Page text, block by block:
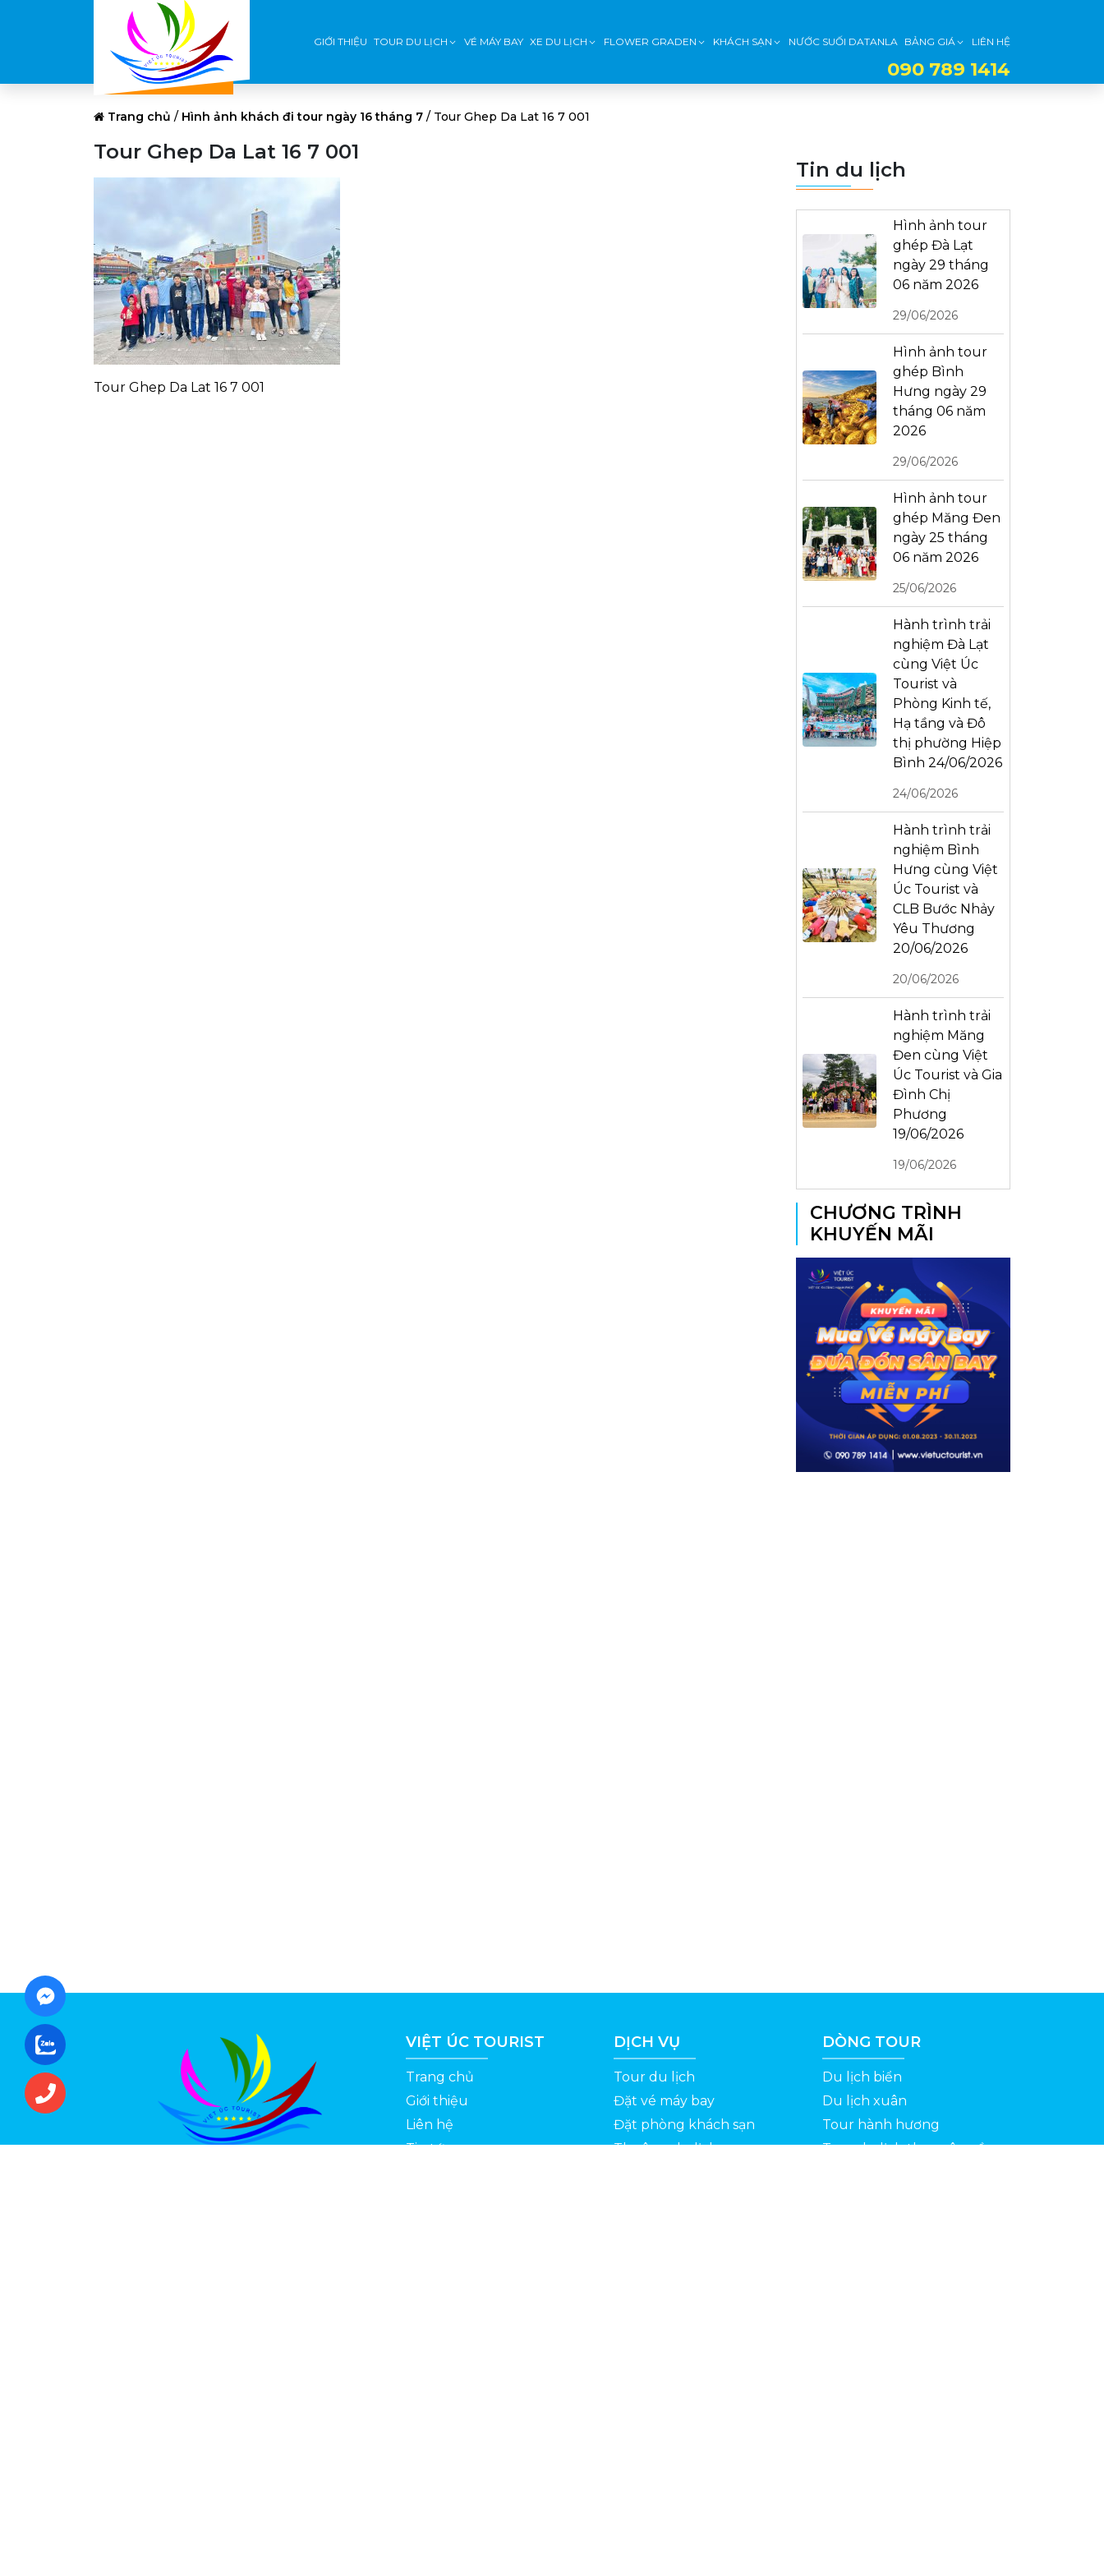
GIỚI THIỆU TOUR DU LỊCH VÉ MÁY BAY XE DU LỊCH FLOWER GRADEN KHÁCH SẠN NƯỚC SUỐI DATANLA BẢNG GIÁ LIÊN HỆ
090 789 1414
Trang chủ / Hình ảnh khách đi tour ngày 16 tháng 7 / Tour Ghep Da Lat 16 7 001
Tour Ghep Da Lat 16 7 001
Tour Ghep Da Lat 16 7 001
Tin du lịch
Hình ảnh tour
ghép Đà Lạt
ngày 29 tháng
06 năm 2026
29/06/2026
Hình ảnh tour
ghép Bình
Hưng ngày 29
tháng 06 năm
2026
29/06/2026
Hình ảnh tour
ghép Măng Đen
ngày 25 tháng
06 năm 2026
25/06/2026
Hành trình trải
nghiệm Đà Lạt
cùng Việt Úc
Tourist và
Phòng Kinh tế,
Hạ tầng và Đô
thị phường Hiệp
Bình 24/06/2026
24/06/2026
Hành trình trải
nghiệm Bình
Hưng cùng Việt
Úc Tourist và
CLB Bước Nhảy
Yêu Thương
20/06/2026
20/06/2026
Hành trình trải
nghiệm Măng
Đen cùng Việt
Úc Tourist và Gia
Đình Chị
Phương
19/06/2026
19/06/2026
CHƯƠNG TRÌNH
KHUYẾN MÃI
VIỆT ÚC TOURIST
Trang chủ
Giới thiệu
Liên hệ
Tin tức
DỊCH VỤ
Tour du lịch
Đặt vé máy bay
Đặt phòng khách sạn
Thuê xe du lịch
DÒNG TOUR
Du lịch biển
Du lịch xuân
Tour hành hương
Tour du lịch theo yêu cầu